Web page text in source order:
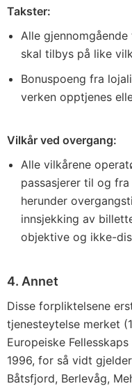
Takster:
Alle
skal tilbys på like
Bonuspoeng fra
verken opptjenes
Vilkår ved overgang:
Alle vilkårene
passasjerer til og
herunder
innsjekking av
objektive og ikke-
4. Annet
Disse forpliktelsene
tjenesteytelse merket
Europeiske
1996, for så vidt
Båtsfjord, Berlevåg,